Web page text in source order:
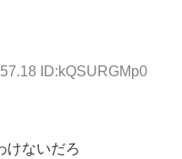
ID:kQSURGMp0
けないだろ